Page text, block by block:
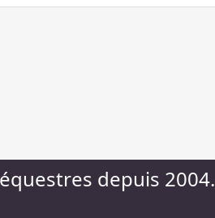
depuis 2004.